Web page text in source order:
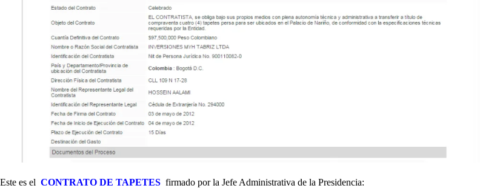
Este es el CONTRATO DE TAPETES firmado por la Jefe Administrativa de la Presidencia: